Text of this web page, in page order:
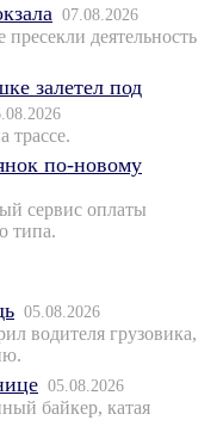
07.08.2026
деятельность
залетел под
трассе.
по-новому
сервис оплаты
типа.
05.08.2026
водителя грузовика,
05.08.2026
байкер, катая